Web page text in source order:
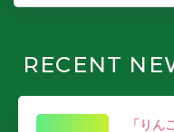
RECENT
「り